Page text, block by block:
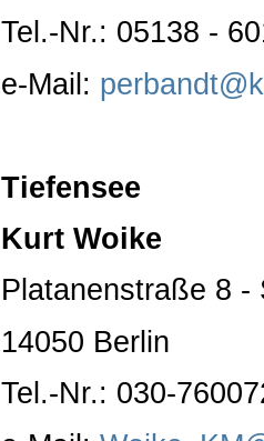
Tel.-Nr.: 05138 -
e-Mail:
Tiefensee
Kurt Woike
Platanenstraße 8 -
14050 Berlin
Tel.-Nr.: 030-